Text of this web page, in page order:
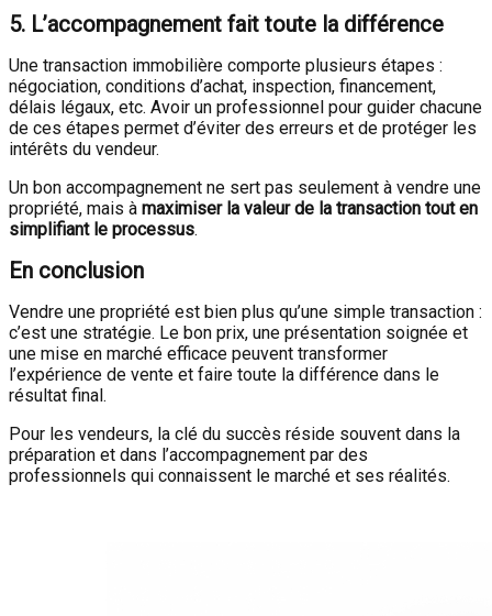
5. L’accompagnement fait toute la différence
Une transaction immobilière comporte plusieurs étapes :
négociation, conditions d’achat, inspection, financement,
délais légaux, etc. Avoir un professionnel pour guider chacune
de ces étapes permet d’éviter des erreurs et de protéger les
intérêts du vendeur.
Un bon accompagnement ne sert pas seulement à vendre une
propriété, mais à maximiser la valeur de la transaction tout en
simplifiant le processus.
En conclusion
Vendre une propriété est bien plus qu’une simple transaction :
c’est une stratégie. Le bon prix, une présentation soignée et
une mise en marché efficace peuvent transformer
l’expérience de vente et faire toute la différence dans le
résultat final.
Pour les vendeurs, la clé du succès réside souvent dans la
préparation et dans l’accompagnement par des
professionnels qui connaissent le marché et ses réalités.